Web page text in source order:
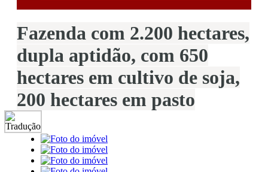
Fazenda com 2.200 hectares,
dupla aptidão, com 650
hectares em cultivo de soja,
200 hectares em pasto